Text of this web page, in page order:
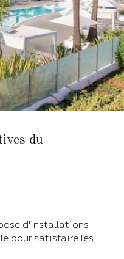
du
d'installations
pour satisfaire les